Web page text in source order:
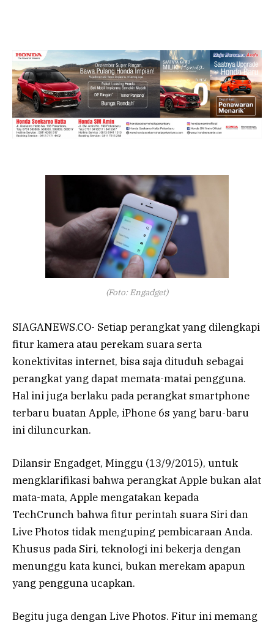
(Foto: Engadget)
SIAGANEWS.CO- Setiap perangkat yang dilengkapi
fitur kamera atau perekam suara serta
konektivitas internet, bisa saja dituduh sebagai
perangkat yang dapat memata-matai pengguna.
Hal ini juga berlaku pada perangkat smartphone
terbaru buatan Apple, iPhone 6s yang baru-baru
ini diluncurkan.
Dilansir Engadget, Minggu (13/9/2015), untuk
mengklarifikasi bahwa perangkat Apple bukan alat
mata-mata, Apple mengatakan kepada
TechCrunch bahwa fitur perintah suara Siri dan
Live Photos tidak menguping pembicaraan Anda.
Khusus pada Siri, teknologi ini bekerja dengan
menunggu kata kunci, bukan merekam apapun
yang pengguna ucapkan.
Begitu juga dengan Live Photos. Fitur ini memang